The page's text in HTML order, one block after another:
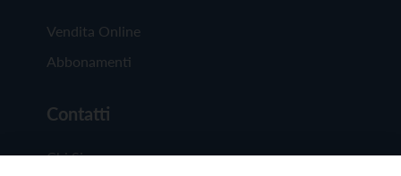
Vendita Online
Abbonamenti
Contatti
Chi Siamo